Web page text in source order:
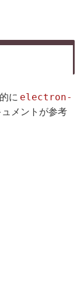
に electron-
メントが参考